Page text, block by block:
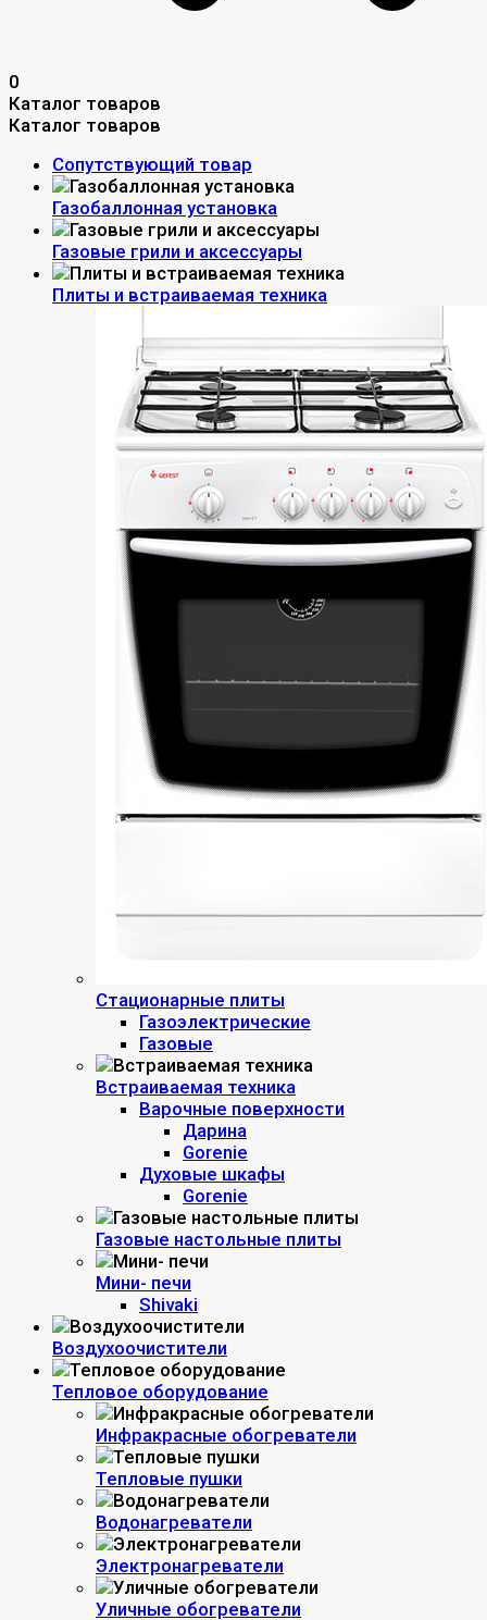
0
Каталог товаров
Каталог товаров
Сопутствующий товар
Газобаллонная установка
Газовые грили и аксессуары
Плиты и встраиваемая техника
Стационарные плиты
Газоэлектрические
Газовые
Встраиваемая техника
Варочные поверхности
Дарина
Gorenie
Духовые шкафы
Gorenie
Газовые настольные плиты
Мини- печи
Shivaki
Воздухоочистители
Тепловое оборудование
Инфракрасные обогреватели
Тепловые пушки
Водонагреватели
Электронагреватели
Уличные обогреватели